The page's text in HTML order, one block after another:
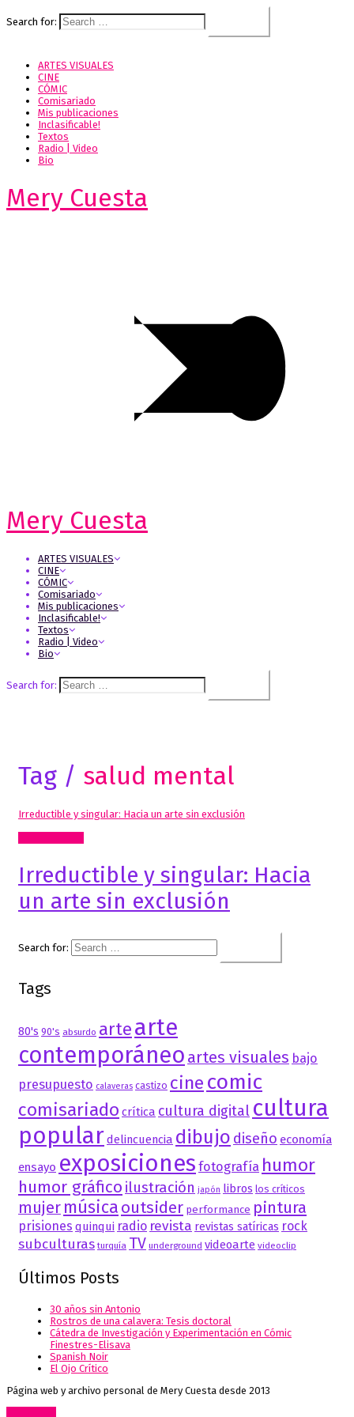
Search for:
ARTES VISUALES
CINE
CÓMIC
Comisariado
Mis publicaciones
Inclasificable!
Textos
Radio | Video
Bio
Mery Cuesta
Mery Cuesta
ARTES VISUALES
CINE
CÓMIC
Comisariado
Mis publicaciones
Inclasificable!
Textos
Radio | Video
Bio
Search for:
Tag / salud mental
Irreductible y singular: Hacia un arte sin exclusión
Irreductible y singular: Hacia
un arte sin exclusión
Search for:
Tags
80's 90's absurdo artearte
contemporáneo artes visuales bajo
presupuesto calaveras castizo cine comic
comisariado crítica cultura digital cultura
populardelincuencia dibujo diseño economía
ensayo exposiciones fotografía humor
humor gráfico ilustración japón libros los críticos
mujer música outsider performance pintura
prisiones quinqui radio revista revistas satíricas rock
subculturas turquía TV underground videoarte videoclip
Últimos Posts
30 años sin Antonio
Rostros de una calavera: Tesis doctoral
Cátedra de Investigación y Experimentación en Cómic
Finestres-Elisava
Spanish Noir
El Ojo Crítico
Página web y archivo personal de Mery Cuesta desde 2013